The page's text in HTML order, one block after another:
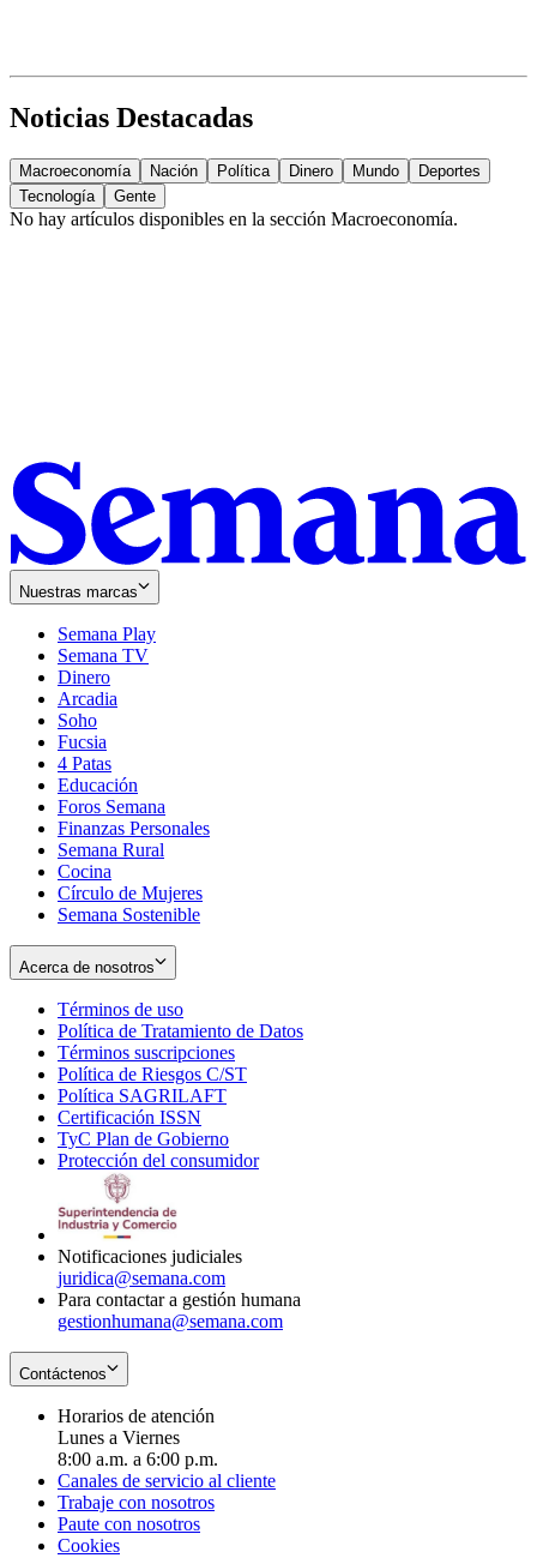
Noticias Destacadas
Macroeconomía Nación Política Dinero Mundo
Deportes
Tecnología
Gente
No hay artículos disponibles en la sección Macroeconomía.
Nuestras marcas
Semana Play
Semana TV
Dinero
Arcadia
Soho
in
new
window
Fucsia
in
new
window
4 Patas
Educación
Foros Semana
Finanzas Personales
Semana Rural
Cocina
Círculo de Mujeres
Semana Sostenible
Acerca de nosotros
Términos de uso
in
new
window
Política de Tratamiento de Datos
Términos suscripciones
in
Política de Riesgos C/ST
Política SAGRILAFT
new
window
Certificación ISSN
in
new
TyC Plan de Gobierno
in
Protección del consumidorOpens
Notificaciones judiciales
juridica@semana.com
Para contactar a gestión humana
gestionhumana@semana.com
Contáctenos
Horarios de atención
Lunes a Viernes
8:00 a.m. a 6:00 p.m.
Canales de servicio al cliente
Trabaje con nosotros
Paute con nosotros
Cookies